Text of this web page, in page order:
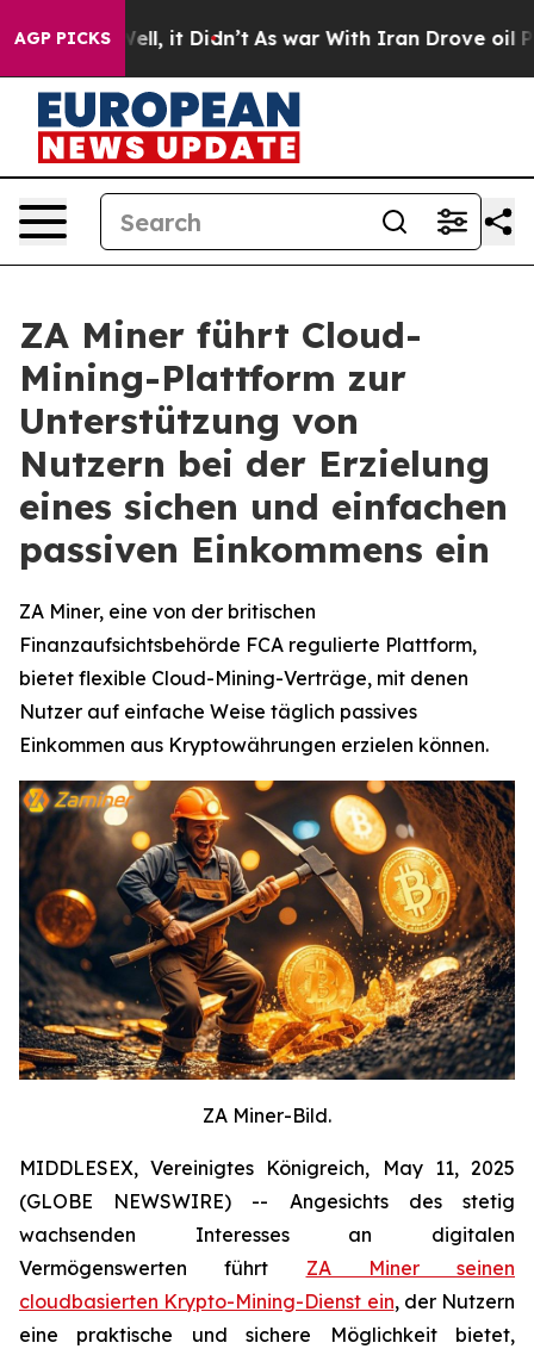
AGP PICKS
Well, it Didn’t As war With Iran Drove oil Prices
ZA Miner führt Cloud-
Mining-Plattform zur
Unterstützung von
Nutzern bei der Erzielung
eines sichen und einfachen
passiven Einkommens ein
ZA Miner, eine von der britischen
Finanzaufsichtsbehörde FCA regulierte Plattform,
bietet flexible Cloud-Mining-Verträge, mit denen
Nutzer auf einfache Weise täglich passives
Einkommen aus Kryptowährungen erzielen können.
ZA Miner-Bild.
MIDDLESEX, Vereinigtes Königreich, May 11, 2025
(GLOBE NEWSWIRE) -- Angesichts des stetig
wachsenden Interesses an digitalen
Vermögenswerten führt ZA Miner seinen
cloudbasierten Krypto-Mining-Dienst ein, der Nutzern
eine praktische und sichere Möglichkeit bietet,